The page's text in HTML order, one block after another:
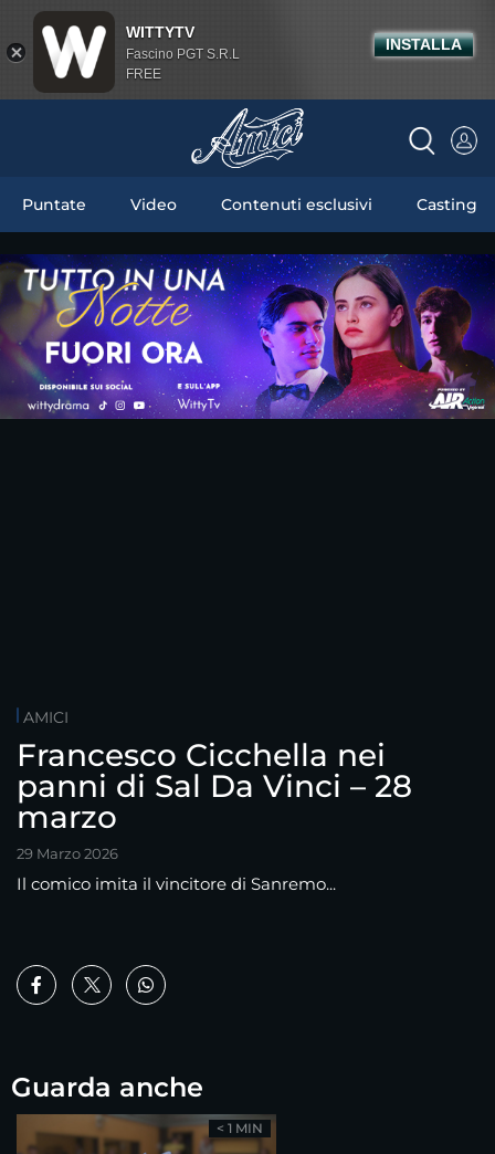
Puntate Video Contenuti esclusivi Casting
AMICI
Francesco Cicchella nei
panni di Sal Da Vinci – 28
marzo
29 Marzo 2026
Il comico imita il vincitore di Sanremo...
Guarda anche
< 1 MIN
WITTYTV
Fascino PGT S.R.L
FREE
INSTALLA